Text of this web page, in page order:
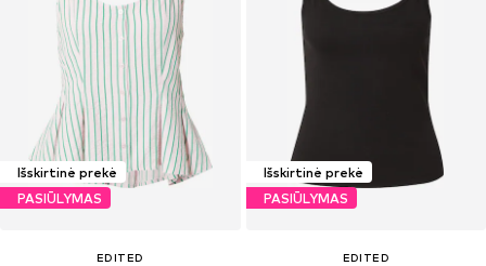
Išskirtinė prekė
PASIŪLYMAS
EDITED
Išskirtinė prekė
PASIŪLYMAS
EDITED